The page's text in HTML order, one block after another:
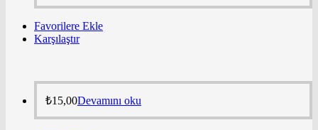
Favorilere Ekle
Karşılaştır
₺15,00Devamını oku